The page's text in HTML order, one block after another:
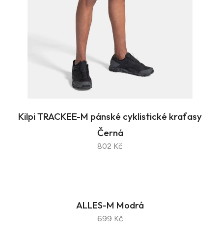
Kilpi TRACKEE-M pánské cyklistické kraťasy
Černá
802 Kč
ALLES-M Modrá
699 Kč